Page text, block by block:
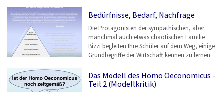
Bedürfnisse, Bedarf, Nachfrage
Die Protagonisten der sympathischen, aber
manchmal auch etwas chaotischen Familie
Bizzi begleiten Ihre Schüler auf dem Weg, einige
Grundbegriffe der Wirtschaft kennen zu lernen.
Das Modell des Homo Oeconomicus -
Teil 2 (Modellkritik)